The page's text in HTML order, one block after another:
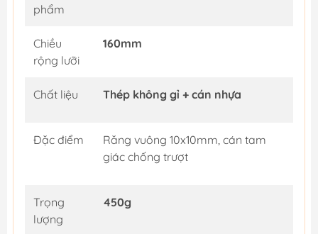
phẩm
Chiều
rộng lưỡi
160mm
Chất liệu Thép không gỉ + cán nhựa
Đặc điểm
Răng vuông 10x10mm, cán tam
giác chống trượt
Trọng
lượng
450g